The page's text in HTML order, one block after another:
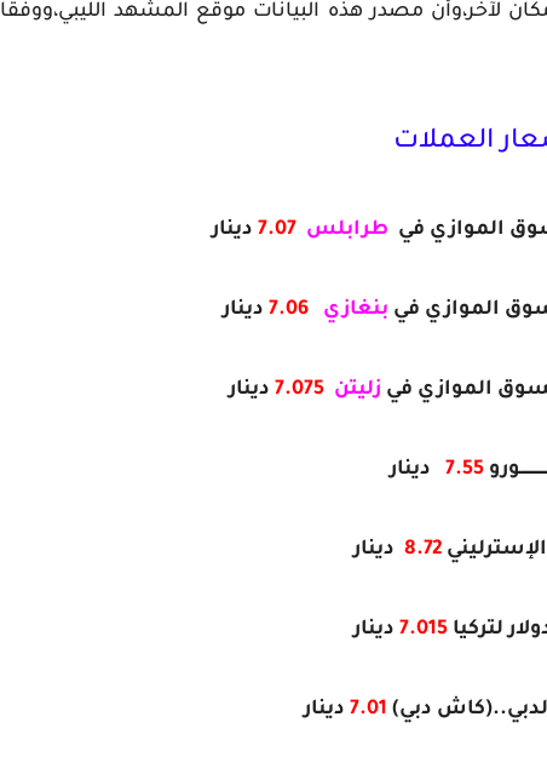
لآخر،وأن مصدر هذه البيانات موقع المشهد الليبي،ووفقا
العملات
الموازي في طرابلس 7.07 دينار
الموازي في بنغازي 7.06 دينار
الموازي في زليتن 7.075 دينار
7.55 دينار
8.72 دينار
لتركيا 7.015 دينار
لدبي..(كاش دبي) 7.01 دينار